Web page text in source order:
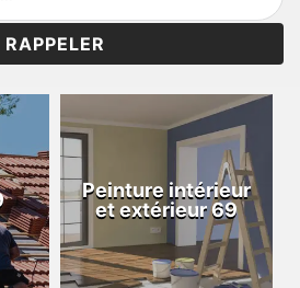
Peinture intérieur
et extérieur 69